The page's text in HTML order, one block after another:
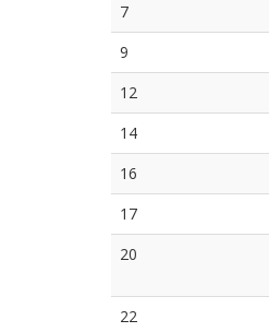
7
9
12
14
16
17
20
22